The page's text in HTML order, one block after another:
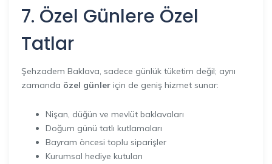
7. Özel Günlere Özel
Tatlar
Şehzadem Baklava, sadece günlük tüketim değil; aynı
zamanda özel günler için de geniş hizmet sunar:
Nişan, düğün ve mevlüt baklavaları
Doğum günü tatlı kutlamaları
Bayram öncesi toplu siparişler
Kurumsal hediye kutuları